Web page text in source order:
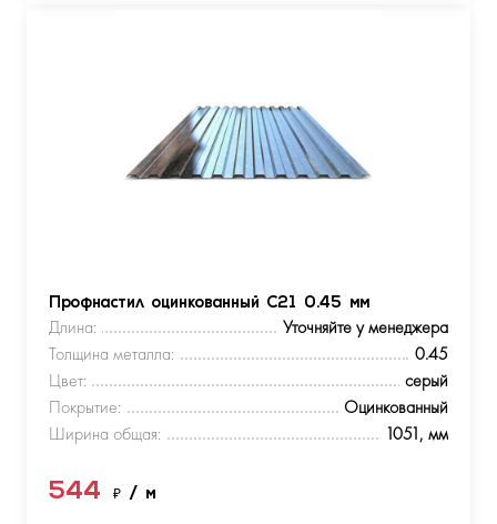
Профнастил оцинкованный С21 0.45 мм
Длина:
Уточняйте у менеджера
Толщина металла:
0.45
Цвет:
серый
Покрытие:
Оцинкованный
Ширина общая:
1051, мм
544 ₽ / м